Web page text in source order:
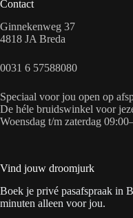
Contact
Ginnekenweg 37
4818 JA Breda
0031 6 57588080
Speciaal voor jou open op
De héle bruidswinkel voor
Woensdag t/m zaterdag
Vind jouw droomjurk
Boek je privé pasafspraak in
minuten alleen voor jou.